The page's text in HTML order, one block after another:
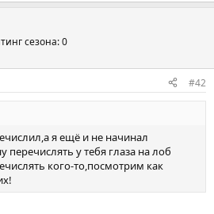
сезона: 0
#42
я ещё и не начинал
перечислять у тебя глаза на лоб
кого-то,посмотрим как